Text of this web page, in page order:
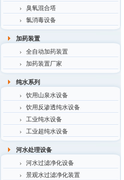
臭氧混合塔
氯消毒设备
加药装置
全自动加药装置
加药装置厂家
纯水系列
饮用山泉水设备
饮用反渗透纯水设备
工业纯水设备
工业超纯水设备
河水处理设备
河水过滤净化设备
景观水过滤净化装置